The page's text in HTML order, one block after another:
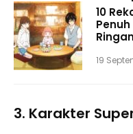
10
19
3. Karakter